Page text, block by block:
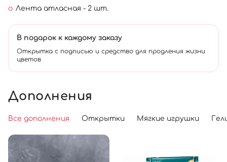
Лента атласная - 2 шт.
В подарок к каждому заказу
Открытка с подписью и средство для продления жизни
цветов
Дополнения
Все дополнения Открытки Мягкие игрушки